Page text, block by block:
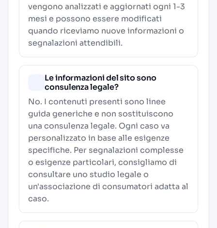
vengono analizzati e aggiornati ogni 1-3
mesi e possono essere modificati
quando riceviamo nuove informazioni o
segnalazioni attendibili.
Le informazioni del sito sono
consulenza legale?
No. I contenuti presenti sono linee
guida generiche e non sostituiscono
una consulenza legale. Ogni caso va
personalizzato in base alle esigenze
specifiche. Per segnalazioni complesse
o esigenze particolari, consigliamo di
consultare uno studio legale o
un'associazione di consumatori adatta al
caso.